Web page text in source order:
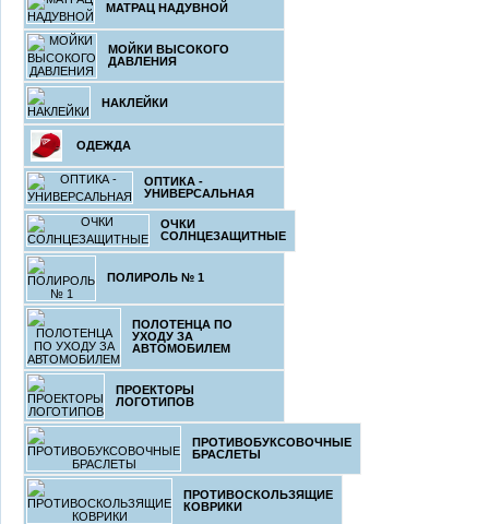
МАТРАЦ НАДУВНОЙ
МОЙКИ ВЫСОКОГО
ДАВЛЕНИЯ
НАКЛЕЙКИ
ОДЕЖДА
ОПТИКА -
УНИВЕРСАЛЬНАЯ
ОЧКИ
СОЛНЦЕЗАЩИТНЫЕ
ПОЛИРОЛЬ № 1
ПОЛОТЕНЦА ПО
УХОДУ ЗА
АВТОМОБИЛЕМ
ПРОЕКТОРЫ
ЛОГОТИПОВ
ПРОТИВОБУКСОВОЧНЫЕ
БРАСЛЕТЫ
ПРОТИВОСКОЛЬЗЯЩИЕ
КОВРИКИ